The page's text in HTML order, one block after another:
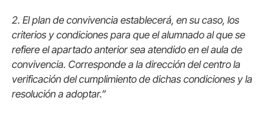
2. El plan de convivencia establecerá, en su caso, los
criterios y condiciones para que el alumnado al que se
refiere el apartado anterior sea atendido en el aula de
convivencia. Corresponde a la dirección del centro la
verificación del cumplimiento de dichas condiciones y la
resolución a adoptar.”